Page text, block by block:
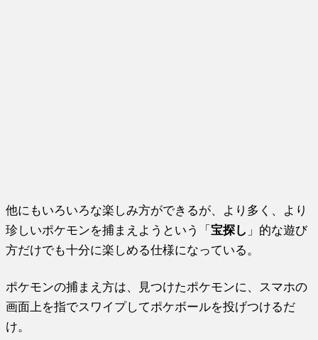
他にもいろいろな楽しみ方ができるが、より多く、より
珍しいポケモンを捕まえようという「宝探し 」的な遊び
方だけでも十分に楽しめる仕様になっている。
ポケモンの捕まえ方は、見つけたポケモンに、スマホの
画面上を指でスワイプしてポケボールを投げつけるだ
け。